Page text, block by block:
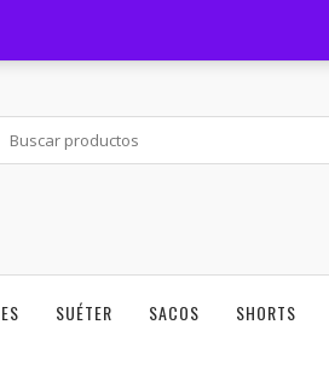
SUÉTER SACOS SHORTS